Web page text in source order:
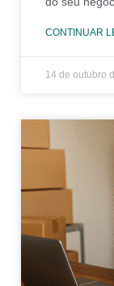
CONTINUAR
14 de outubro